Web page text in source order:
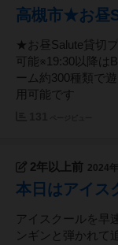
高槻市★お昼
★お昼Salute貸切
可能※19:30以降は
ーム約300種類で
用可能です
2年以上前 2024
本日はアイス
アイスクールを早
ンギンと弾かれて